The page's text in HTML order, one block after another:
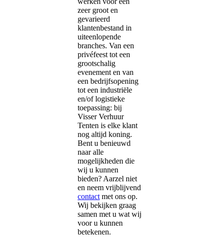
zeer groot en
gevarieerd
klantenbestand in
uiteenlopende
branches. Van een
privéfeest tot een
grootschalig
evenement en van
een bedrijfsopening
tot een industriële
en/of logistieke
toepassing: bij
Visser Verhuur
Tenten is elke klant
nog altijd koning.
Bent u benieuwd
naar alle
mogelijkheden die
wij u kunnen
bieden? Aarzel niet
en neem vrijblijvend
contact met ons op.
Wij bekijken graag
samen met u wat wij
voor u kunnen
betekenen.